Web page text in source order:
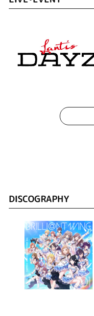
DISCOGRAPHY